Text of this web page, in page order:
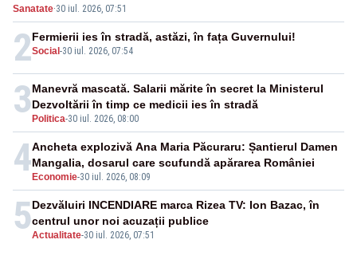
Sanatate·30 iul. 2026, 07:51
2Social -30 iul. 2026, 07:54
Fermierii ies în stradă, astăzi, în fața Guvernului!
3 Politica-30 iul. 2026, 08:00
Manevră mascată. Salarii mărite în secret la Ministerul
Dezvoltării în timp ce medicii ies în stradă
4 Economie-30 iul. 2026, 08:09
Ancheta explozivă Ana Maria Păcuraru: Șantierul Damen
Mangalia, dosarul care scufundă apărarea României
5Actualitate-30 iul. 2026, 07:51
Dezvăluiri INCENDIARE marca Rizea TV: Ion Bazac, în
centrul unor noi acuzații publice